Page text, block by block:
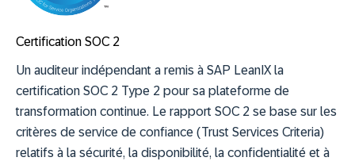
Certification SOC 2
Un auditeur indépendant a remis à SAP LeanIX la
certification SOC 2 Type 2 pour sa plateforme de
transformation continue. Le rapport SOC 2 se base sur les
critères de service de confiance (Trust Services Criteria)
relatifs à la sécurité, la disponibilité, la confidentialité et à